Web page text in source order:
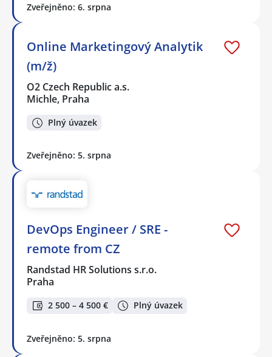
Zveřejněno: 6. srpna
Online Marketingový Analytik
(m/ž)
O2 Czech Republic a.s.
Michle, Praha
Plný úvazek
Zveřejněno: 5. srpna
DevOps Engineer / SRE -
remote from CZ
Randstad HR Solutions s.r.o.
Praha
2 500 – 4 500 € Plný úvazek
Zveřejněno: 5. srpna